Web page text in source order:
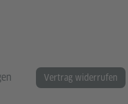
Vertrag widerrufen